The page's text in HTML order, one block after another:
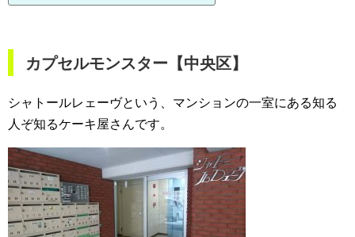
カプセルモンスター【中央区】
シャトールレェーヴという、マンションの一室にある知る
人ぞ知るケーキ屋さんです。